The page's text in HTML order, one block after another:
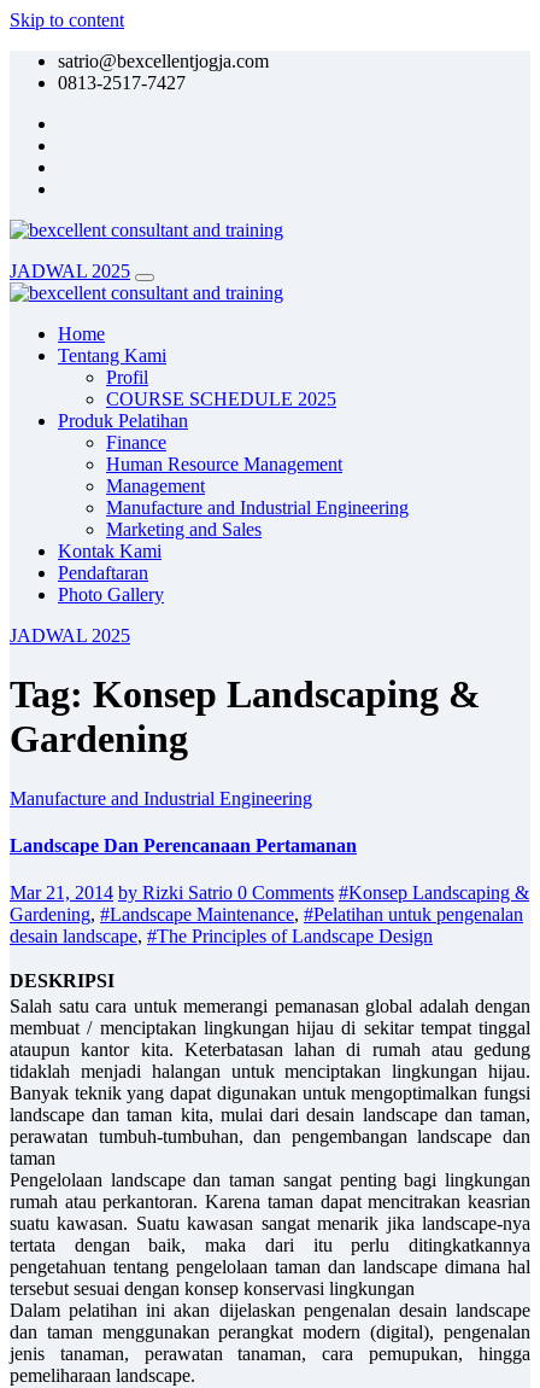
Skip to content
satrio@bexcellentjogja.com
0813-2517-7427
JADWAL 2025
Home
Tentang Kami
Profil
COURSE SCHEDULE 2025
Produk Pelatihan
Finance
Human Resource Management
Management
Manufacture and Industrial Engineering
Marketing and Sales
Kontak Kami
Pendaftaran
Photo Gallery
JADWAL 2025
Tag: Konsep Landscaping &
Gardening
Manufacture and Industrial Engineering
Landscape Dan Perencanaan Pertamanan
Mar 21, 2014 by Rizki Satrio 0 Comments #Konsep Landscaping &
Gardening, #Landscape Maintenance, #Pelatihan untuk pengenalan
desain landscape, #The Principles of Landscape Design
DESKRIPSI
Salah satu cara untuk memerangi pemanasan global adalah dengan
membuat / menciptakan lingkungan hijau di sekitar tempat tinggal
ataupun kantor kita. Keterbatasan lahan di rumah atau gedung
tidaklah menjadi halangan untuk menciptakan lingkungan hijau.
Banyak teknik yang dapat digunakan untuk mengoptimalkan fungsi
landscape dan taman kita, mulai dari desain landscape dan taman,
perawatan tumbuh-tumbuhan, dan pengembangan landscape dan
taman
Pengelolaan landscape dan taman sangat penting bagi lingkungan
rumah atau perkantoran. Karena taman dapat mencitrakan keasrian
suatu kawasan. Suatu kawasan sangat menarik jika landscape-nya
tertata dengan baik, maka dari itu perlu ditingkatkannya
pengetahuan tentang pengelolaan taman dan landscape dimana hal
tersebut sesuai dengan konsep konservasi lingkungan
Dalam pelatihan ini akan dijelaskan pengenalan desain landscape
dan taman menggunakan perangkat modern (digital), pengenalan
jenis tanaman, perawatan tanaman, cara pemupukan, hingga
pemeliharaan landscape.